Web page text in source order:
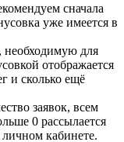
сначала
уже имеется в
необходимую для
отображается
и сколько ещё
заявок, всем
0 рассылается
кабинете.